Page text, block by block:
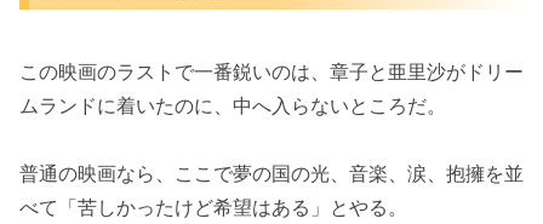
この映画のラストで一番鋭いのは、章子と亜里沙がドリー
ムランドに着いたのに、中へ入らないところだ。
普通の映画なら、ここで夢の国の光、音楽、涙、抱擁を並
べて「苦しかったけど希望はある」とやる。